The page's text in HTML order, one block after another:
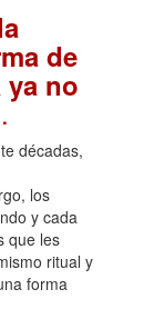
de
no
.
décadas,
los
y cada
que les
ritual y
forma